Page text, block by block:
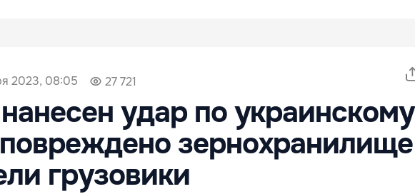
2023, 08:05 27 721
удар по украинскому
зернохранилище
грузовики